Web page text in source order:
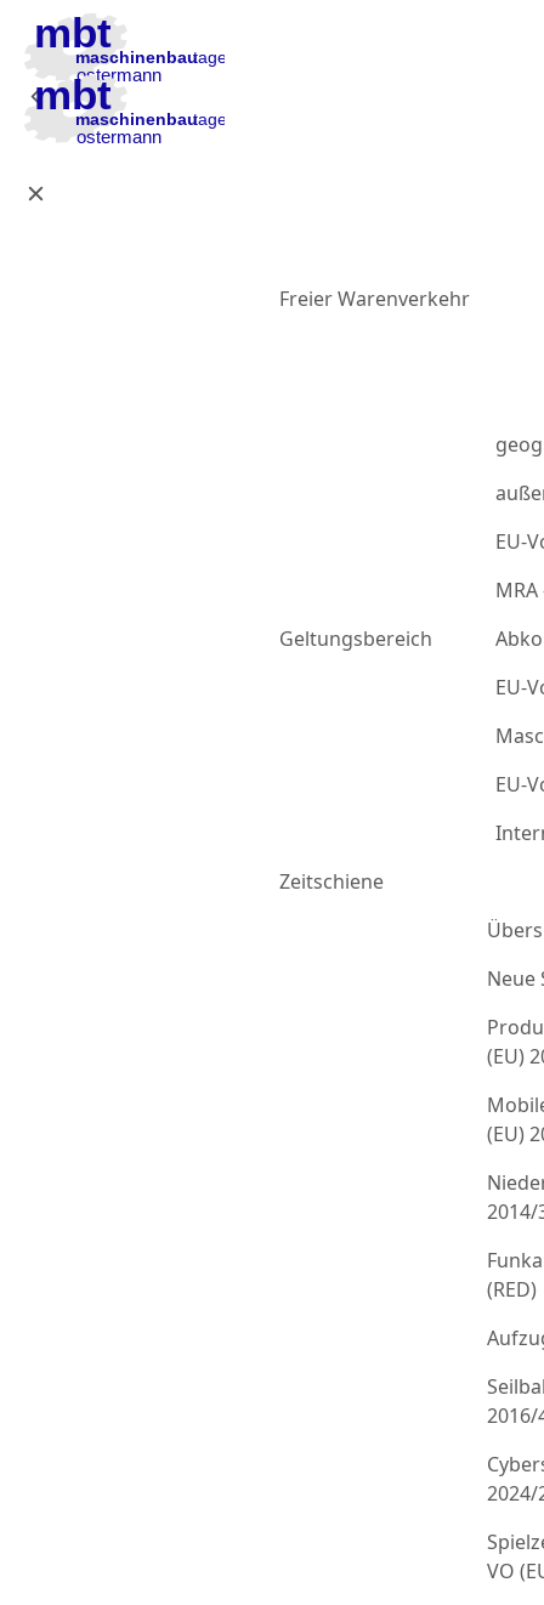
Zur Hauptnavigation
Zum Inhalt
Zur Fußzeile
Freier Warenverkehr
Geltungsbereich
EU-
EU-
EU-
Zeitschiene
Neue
(EU)
(EU)
2014/
(RED)
2016/
2024/
VO